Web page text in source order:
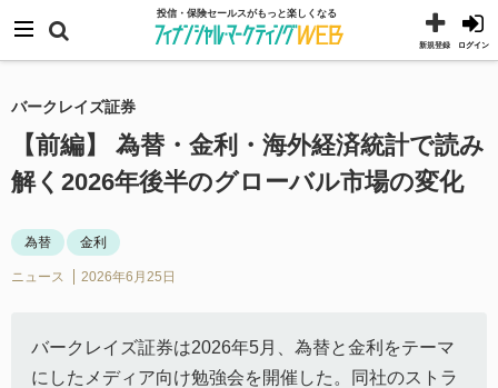
ログイン
新規登録
ン
ス
ッ
プ
投信・保険セールスがもっと楽しくなる
バークレイズ証券
【前編】 為替・金利・海外経済統計で読み
解く2026年後半のグローバル市場の変化
為替 金利
ニュース 2026年6月25日
バークレイズ証券は2026年5月、為替と金利をテーマ
にしたメディア向け勉強会を開催した。同社のストラ